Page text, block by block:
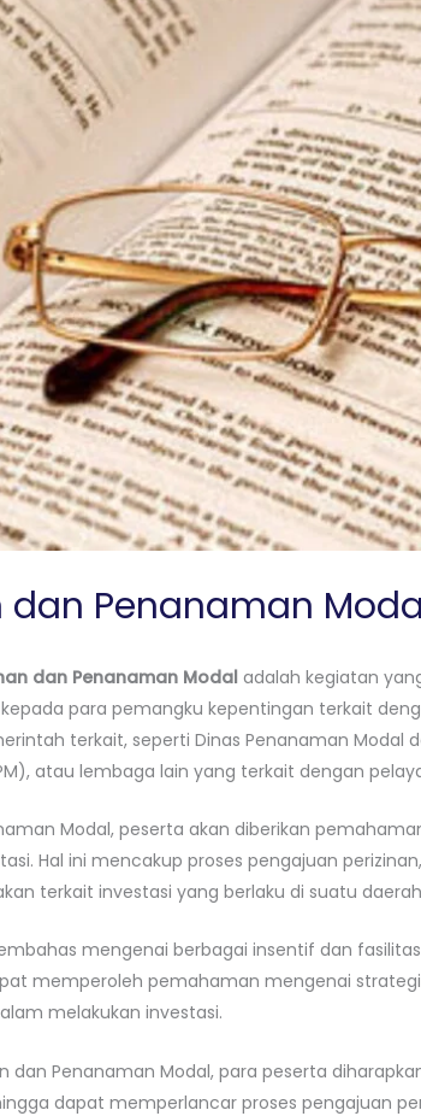
dan Penanaman
dan Penanaman Modal adalah kegiatan
para pemangku kepentingan terkait
terkait, seperti Dinas Penanaman Modal
atau lembaga lain yang terkait dengan
Modal, peserta akan diberikan
Hal ini mencakup proses pengajuan
terkait investasi yang berlaku di suatu
mengenai berbagai insentif dan
memperoleh pemahaman mengenai
melakukan investasi.
dan Penanaman Modal, para peserta
dapat memperlancar proses pengajuan